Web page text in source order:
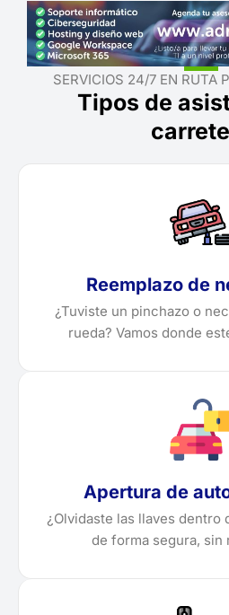
SERVICIOS 24/7 EN RUTA
Tipos de
Reemplazo de
¿Tuviste un pinchazo o
rueda? Vamos donde
Apertura de
¿Olvidaste las llaves dentro
de forma segura, sin